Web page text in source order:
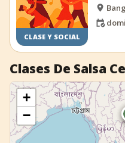
CLASE Y SOCIAL
Clases De Salsa
+
−